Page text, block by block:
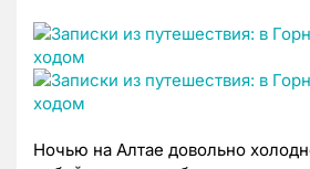
Ночью на Алтае довольно